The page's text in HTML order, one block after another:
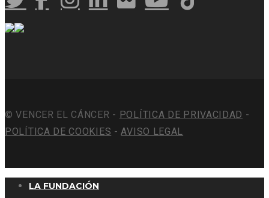
© VENCER EL CÁNCER - POLÍTICA DE PRIVACIDAD -
POLÍTICA DE COOKIES -AVISO LEGAL
LA FUNDACIÓN